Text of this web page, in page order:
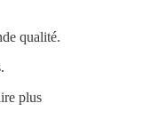
qualité.
plus